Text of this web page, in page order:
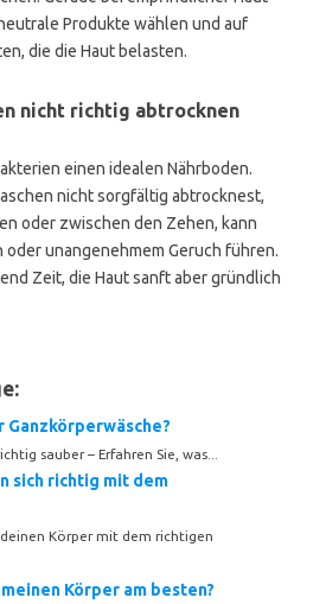
Produkte wählen und auf
die die Haut belasten.
nicht richtig abtrocknen
einen idealen Nährboden.
nicht sorgfältig abtrocknest,
oder zwischen den Zehen, kann
unangenehmem Geruch führen.
Zeit, die Haut sanft aber gründlich
Ganzkörperwäsche?
sauber – Erfahren Sie, was...
sich richtig mit dem
Körper mit dem richtigen
Körper am besten?